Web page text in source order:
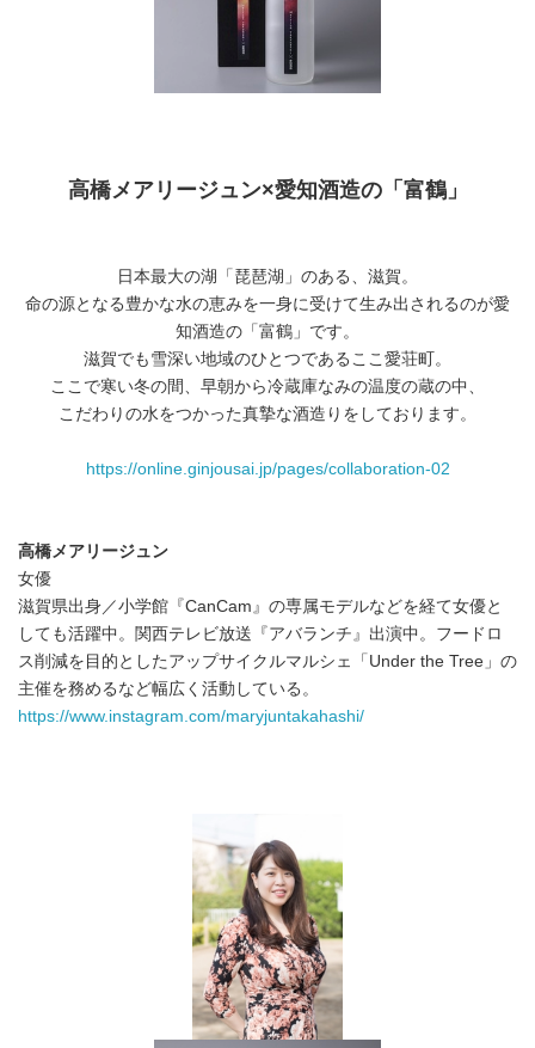
高橋メアリージュン×愛知酒造の「富鶴」
日本最大の湖「琵琶湖」のある、滋賀。
命の源となる豊かな水の恵みを一身に受けて生み出されるのが愛
知酒造の「富鶴」です。
滋賀でも雪深い地域のひとつであるここ愛荘町。
ここで寒い冬の間、早朝から冷蔵庫なみの温度の蔵の中、
こだわりの水をつかった真摯な酒造りをしております。
https://online.ginjousai.jp/pages/collaboration-02
高橋メアリージュン
女優
滋賀県出身／小学館『CanCam』の専属モデルなどを経て女優と
しても活躍中。関西テレビ放送『アバランチ』出演中。フードロ
ス削減を目的としたアップサイクルマルシェ「Under the Tree」の
主催を務めるなど幅広く活動している。
https://www.instagram.com/maryjuntakahashi/